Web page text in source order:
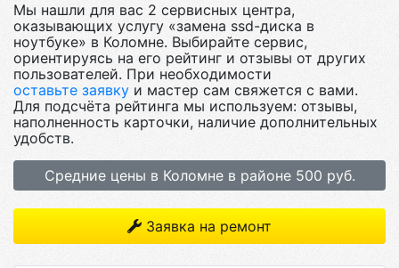
Мы нашли для вас 2 сервисных центра,
оказывающих услугу «замена ssd-диска в
ноутбуке» в Коломне. Выбирайте сервис,
ориентируясь на его рейтинг и отзывы от других
пользователей. При необходимости
оставьте заявку и мастер сам свяжется с вами.
Для подсчёта рейтинга мы используем: отзывы,
наполненность карточки, наличие дополнительных
удобств.
Средние цены в Коломне в районе 500 руб.
Заявка на ремонт